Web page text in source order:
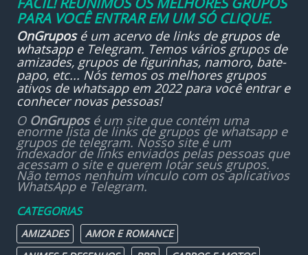
PARA VOCÊ ENTRAR EM UM SÓ CLIQUE.
OnGruposé um acervo de links de grupos de
whatsappe Telegram. Temos vários grupos de
amizades, grupos de figurinhas, namoro, bate-
papo, etc... Nós temos os melhores grupos
ativos de whatsapp em 2022 para você entrar e
conhecer novas pessoas!
O OnGruposé um site que contém uma
enorme lista de links de grupos de whatsapp e
grupos de telegram. Nosso site é um
indexador de links enviados pelas pessoas que
acessam o site e querem lotar seus grupos.
Não temos nenhum vínculo com os aplicativos
WhatsApp e Telegram.
CATEGORIAS
AMIZADES
AMOR E ROMANCE